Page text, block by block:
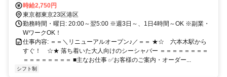
時給2,750円
東京都東京23区港区
勤務時間・曜日: 20:00～翌5:00 ※週3日～、1日4時間～OK ※副業・
WワークOK！
仕事内容: ＝＝＼リニューアルオープン♪／＝＝ ★☆ 六本木駅から
すぐ！ ☆★ 落ち着いた大人向けのシーシャバー ＝＝＝＝＝＝＝＝
＝＝＝＝＝＝＝＝ ■主なお仕事 ✅お客様のご案内・オーダー...
シフト制